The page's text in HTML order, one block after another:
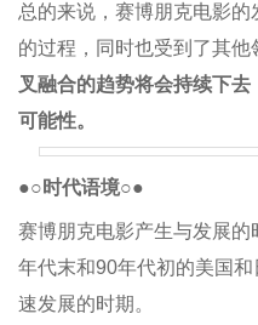
总的来说，赛博朋克电影
的过程，同时也受到了其他
叉融合的趋势将会持续下
可能性。
●○时代语境○●
赛博朋克电影产生与发展
年代末和90年代初的美国
速发展的时期。